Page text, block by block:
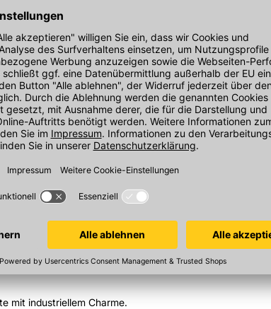
individuellen Stil jedes Raumes unterstreichen. Wählen
mit industriellem Charme.